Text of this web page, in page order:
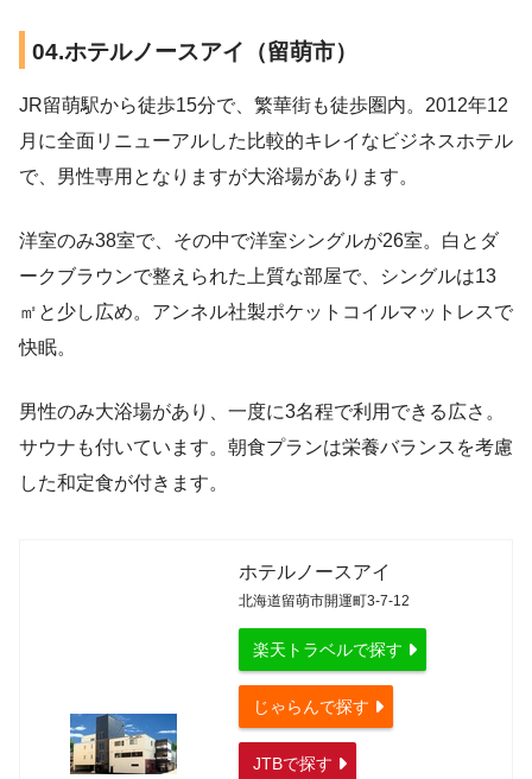
04.ホテルノースアイ（留萌市）
JR留萌駅から徒歩15分で、繁華街も徒歩圏内。2012年12
月に全面リニューアルした比較的キレイなビジネスホテル
で、男性専用となりますが大浴場があります。
洋室のみ38室で、その中で洋室シングルが26室。白とダ
ークブラウンで整えられた上質な部屋で、シングルは13
㎡と少し広め。アンネル社製ポケットコイルマットレスで
快眠。
男性のみ大浴場があり、一度に3名程で利用できる広さ。
サウナも付いています。朝食プランは栄養バランスを考慮
した和定食が付きます。
ホテルノースアイ
北海道留萌市開運町3-7-12
楽天トラベルで探す
じゃらんで探す
JTBで探す